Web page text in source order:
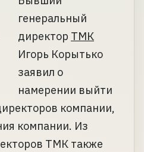
генеральный
директор ТМК
Игорь Корытько
заявил о
намерении выйти
компании,
компании. Из
ТМК также